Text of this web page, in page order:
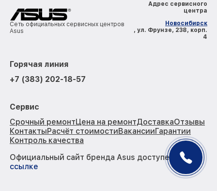
Сеть официальных сервисных центров
Asus
Адрес сервисного
центра
Новосибирск
, ул. Фрунзе, 238, корп.
4
Горячая линия
+7 (383) 202-18-57
Сервис
Срочный ремонтЦена на ремонтДоставкаОтзывы
КонтактыРасчёт стоимостиВакансииГарантии
Контроль качества
Официальный сайт бренда Asus доступен по
ссылке